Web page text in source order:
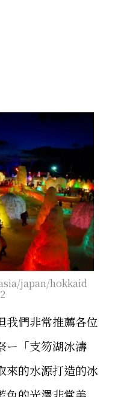
japan/hokkaid
我們非常推薦各位
ー「支笏湖冰濤
來的水源打造的冰